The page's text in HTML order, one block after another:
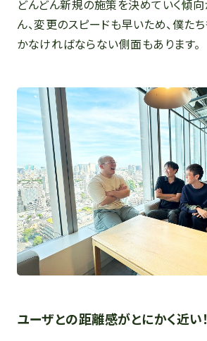
どんどん新規の施策を決めていく傾向
ん、変更のスピードも早いため、僕た
かなければならない側面もあります。
ユーザとの距離感がとにかく近い！